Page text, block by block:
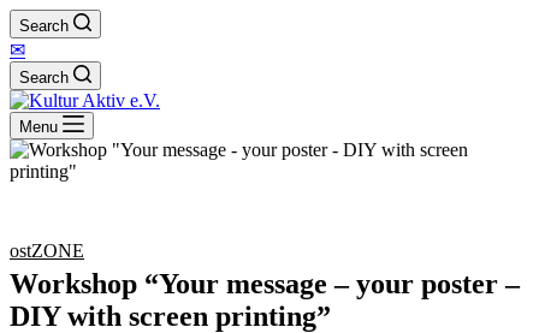
Search
✉
Search
Menu
ostZONE
Workshop “Your message – your poster –
DIY with screen printing”